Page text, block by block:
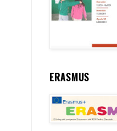
ERASMUS